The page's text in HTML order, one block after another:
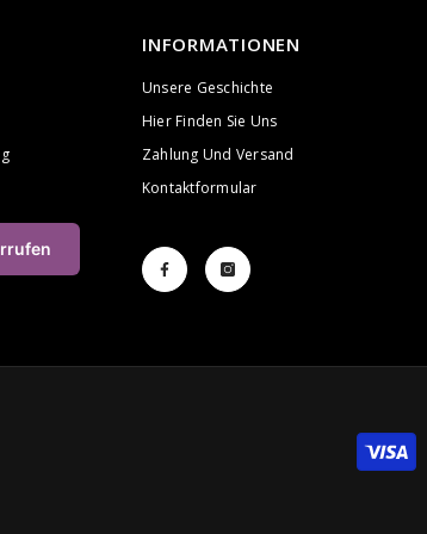
INFORMATIONEN
Unsere Geschichte
Hier Finden Sie Uns
Zahlung Und Versand
Kontaktformular